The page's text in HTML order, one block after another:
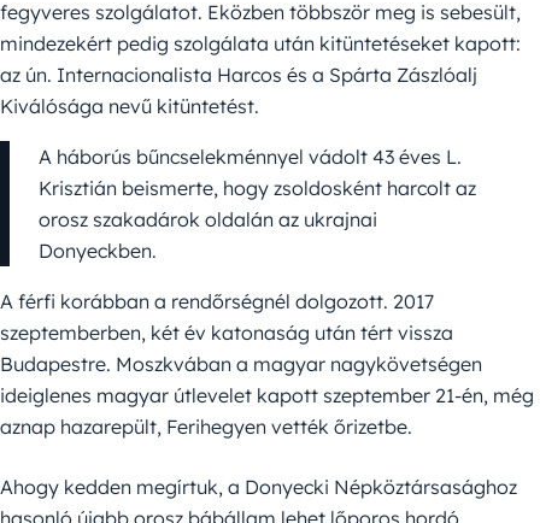
fegyveres szolgálatot. Eközben többször meg is sebesült,
mindezekért pedig szolgálata után kitüntetéseket kapott:
az ún. Internacionalista Harcos és a Spárta Zászlóalj
Kiválósága nevű kitüntetést.
A háborús bűncselekménnyel vádolt 43 éves L.
Krisztián beismerte, hogy zsoldosként harcolt az
orosz szakadárok oldalán az ukrajnai
Donyeckben.
A férfi korábban a rendőrségnél dolgozott. 2017
szeptemberben, két év katonaság után tért vissza
Budapestre. Moszkvában a magyar nagykövetségen
ideiglenes magyar útlevelet kapott szeptember 21-én, még
aznap hazarepült, Ferihegyen vették őrizetbe.
Ahogy kedden megírtuk, a Donyecki Népköztársasághoz
hasonló újabb orosz bábállam lehet lőporos hordó